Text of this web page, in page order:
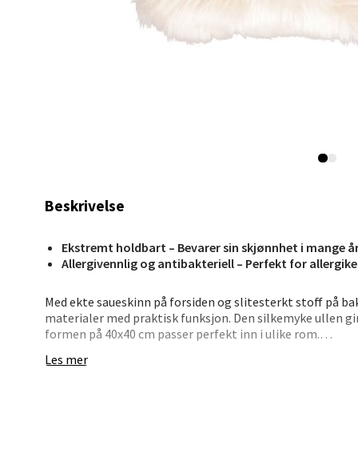
Beskrivelse
Ekstremt holdbart – Bevarer sin skjønnhet i mange
Allergivennlig og antibakteriell – Perfekt for
Med ekte saueskinn på forsiden og slitesterkt stoff på
materialer med praktisk funksjon. Den silkemyke ullen
formen på 40x40 cm passer perfekt inn i ulike rom.
Trekket kan enkelt tas av for rengjøring, slik at puten
Les mer
0 i
0 i